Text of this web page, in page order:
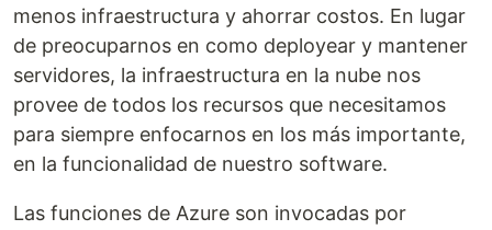
menos infraestructura y ahorrar costos. En lugar
de preocuparnos en como deployear y mantener
servidores, la infraestructura en la nube nos
provee de todos los recursos que necesitamos
para siempre enfocarnos en los más importante,
en la funcionalidad de nuestro software.
Las funciones de Azure son invocadas por